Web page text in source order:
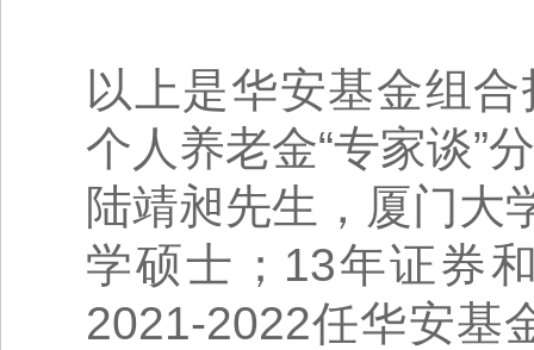
以上是华安基金组
个人养老金“专家谈”
陆靖昶先生，厦门大
学硕士；13年证券
2021-2022任华安基